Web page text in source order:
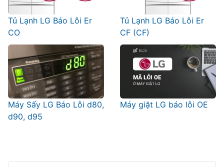
Tủ Lạnh LG Báo Lỗi Er
CO
Tủ Lạnh LG Báo Lỗi Er
CF (CF)
Máy Sấy LG Báo Lỗi d80,
d90, d95
Máy giặt LG báo lỗi OE